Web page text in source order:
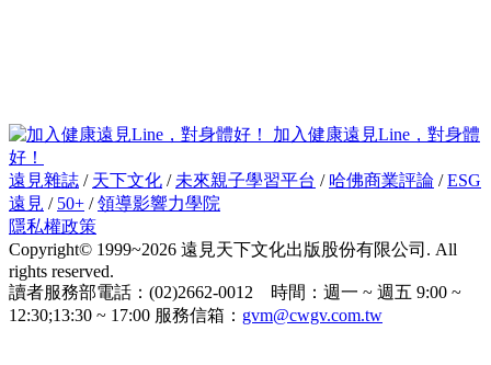
加入健康遠見Line，對身體
好！
遠見雜誌 / 天下文化 / 未來親子學習平台 / 哈佛商業評論 /ESG
遠見 / 50+ /領導影響力學院
隱私權政策
Copyright© 1999~2026 遠見天下文化出版股份有限公司. All
rights reserved.
讀者服務部電話：(02)2662-0012 時間：週一 ~ 週五 9:00 ~
12:30;13:30 ~ 17:00 服務信箱： gvm@cwgv.com.tw